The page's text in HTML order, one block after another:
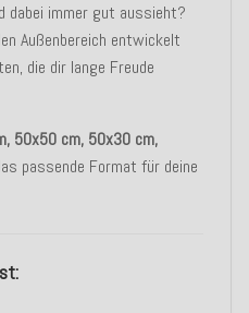
dabei immer gut aussieht?
Außenbereich entwickelt
die dir lange Freude
50x50 cm, 50x30 cm,
passende Format für deine